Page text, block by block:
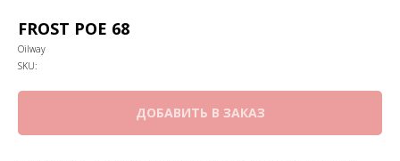
FROST POE 68
Oilway
SKU:
ДОБАВИТЬ В ЗАКАЗ